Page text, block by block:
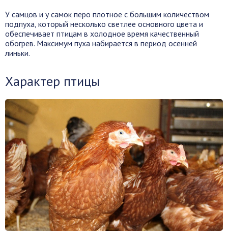
У самцов и у самок перо плотное с большим количеством
подпуха, который несколько светлее основного цвета и
обеспечивает птицам в холодное время качественный
обогрев. Максимум пуха набирается в период осенней
линьки.
Характер птицы